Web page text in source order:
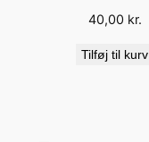
40,00 kr.
Tilføj til kurv